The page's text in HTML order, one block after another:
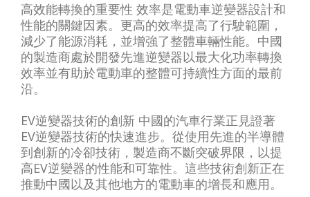
高效能轉換的重要性 效率是電動車逆變器設計和
性能的關鍵因素。更高的效率提高了行駛範圍，
減少了能源消耗，並增強了整體車輛性能。中國
的製造商處於開發先進逆變器以最大化功率轉換
效率並有助於電動車的整體可持續性方面的最前
沿。
EV逆變器技術的創新 中國的汽車行業正見證著
EV逆變器技術的快速進步。從使用先進的半導體
到創新的冷卻技術，製造商不斷突破界限，以提
高EV逆變器的性能和可靠性。這些技術創新正在
推動中國以及其他地方的電動車的增長和應用。